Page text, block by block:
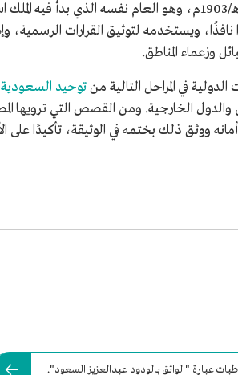
عبدالرحمن الفيصل" وعام صنعه 1321هـ/1903م، وهو
ويستخدمه لتوثيق القرارات
وزعماء المناطق.
في المراحل التالية منتوحيد السعودية
والدول الخارجية. ومن القصص التي ترويها
ووثق ذلك بختمه في الوثيقة، تأكيدًا على
عبارة "الواثق بالودود عبدالعزيز السعود".